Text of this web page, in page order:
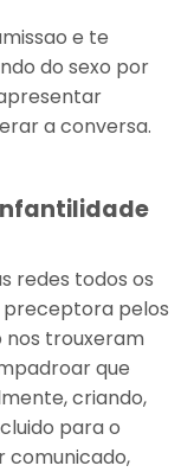
e te
do sexo por
a conversa.
redes todos os
preceptora pelos
trouxeram
que
criando,
para o
comunicado,